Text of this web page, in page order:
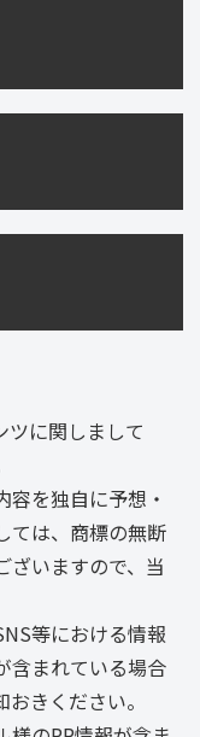
ツに関しまして
を独自に予想・
ては、商標の無断
ざいますので、当
等における情報
含まれている場合
きください。